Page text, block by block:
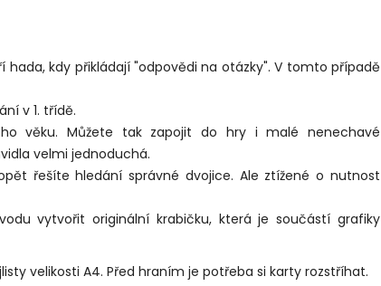
kdy přikládají "odpovědi na otázky". V tomto případě
v 1. třídě.
věku. Můžete tak zapojit do hry i malé nenechavé
velmi jednoduchá.
řešíte hledání správné dvojice. Ale ztížené o nutnost
vytvořit originální krabičku, která je součástí grafiky
velikosti A4. Před hraním je potřeba si karty rozstříhat.